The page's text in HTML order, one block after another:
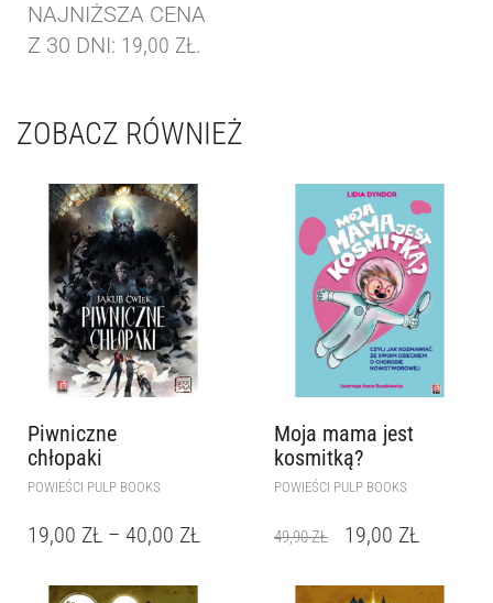
NAJNIŻSZA CENA
Z 30 DNI: 19,00 ZŁ.
ZOBACZ RÓWNIEŻ
Piwniczne
chłopaki
POWIEŚCI PULP BOOKS
19,00 ZŁ – 40,00 ZŁ
Moja mama jest
kosmitką?
POWIEŚCI PULP BOOKS
49,90ZŁ 19,00 ZŁ